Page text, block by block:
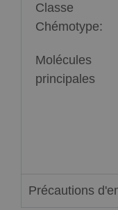
Classe
Chémotype:
Molécules
principales
Précautions